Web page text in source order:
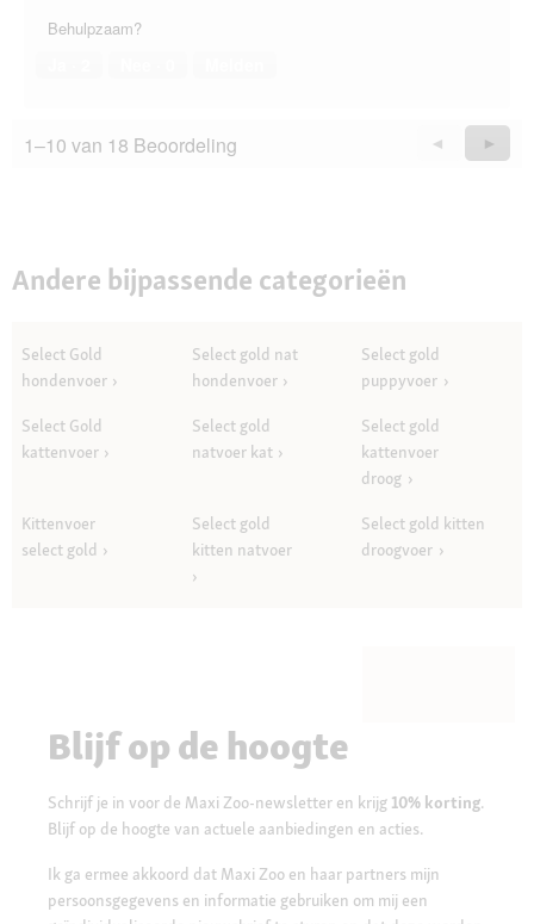
Behulpzaam?
1–10 van 18 Beoordeling
Vorige
Questions
◄ ►
Andere bijpassende categorieën
Select Gold
hondenvoer
Select gold nat
hondenvoer
Select gold
puppyvoer
Select Gold
kattenvoer
Select gold
natvoer kat
Select gold
kattenvoer
droog
Kittenvoer
select gold
Select gold
kitten natvoer
Select gold kitten
droogvoer
Blijf op de hoogte
Schrijf je in voor de Maxi Zoo-newsletter en krijg 10% korting.
Blijf op de hoogte van actuele aanbiedingen en acties.
Ik ga ermee akkoord dat Maxi Zoo en haar partners mijn
persoonsgegevens en informatie gebruiken om mij een